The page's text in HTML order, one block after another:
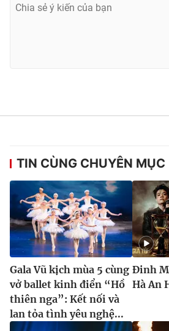
TIN CÙNG CHUYÊN MỤC
Gala Vũ kịch mùa 5 cùng
vở ballet kinh điển “Hồ
thiên nga”: Kết nối và
lan tỏa tình yêu nghệ...
Đinh
Hà An